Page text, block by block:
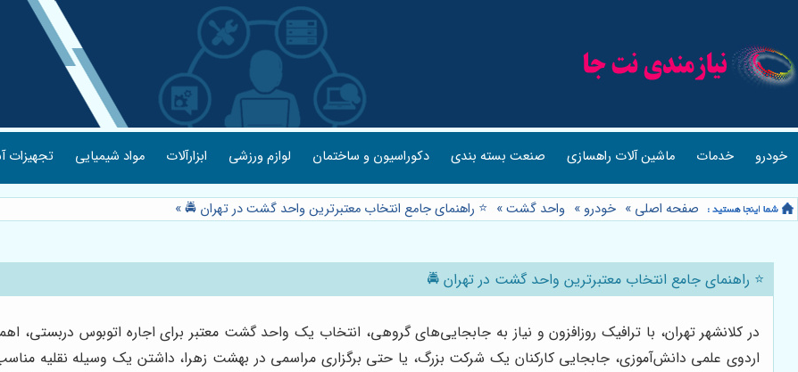
خودرو خدمات ماشین آلات راهسازی صنعت بسته بندی دکوراسیون و ساختمان لوازم ورزشی ابزارآلات مواد شیمیایی تجهیزات
صفحه اصلی » خودرو » واحد گشت» ⭐️ راهنمای جامع انتخاب معتبرترین واحد گشت در تهران 🚔»
⭐️ راهنمای جامع انتخاب معتبرترین واحد گشت در تهران 🚔
در کلانشهر تهران، با ترافیک روزافزون و نیاز به جابجایی‌های گروهی، انتخاب یک واحد گشت معتبر برای اجاره اتوبوس
اردوی علمی دانش‌آموزی، جابجایی کارکنان یک شرکت بزرگ، یا حتی برگزاری مراسمی در بهشت زهرا، داشتن یک وسیله نقلیه